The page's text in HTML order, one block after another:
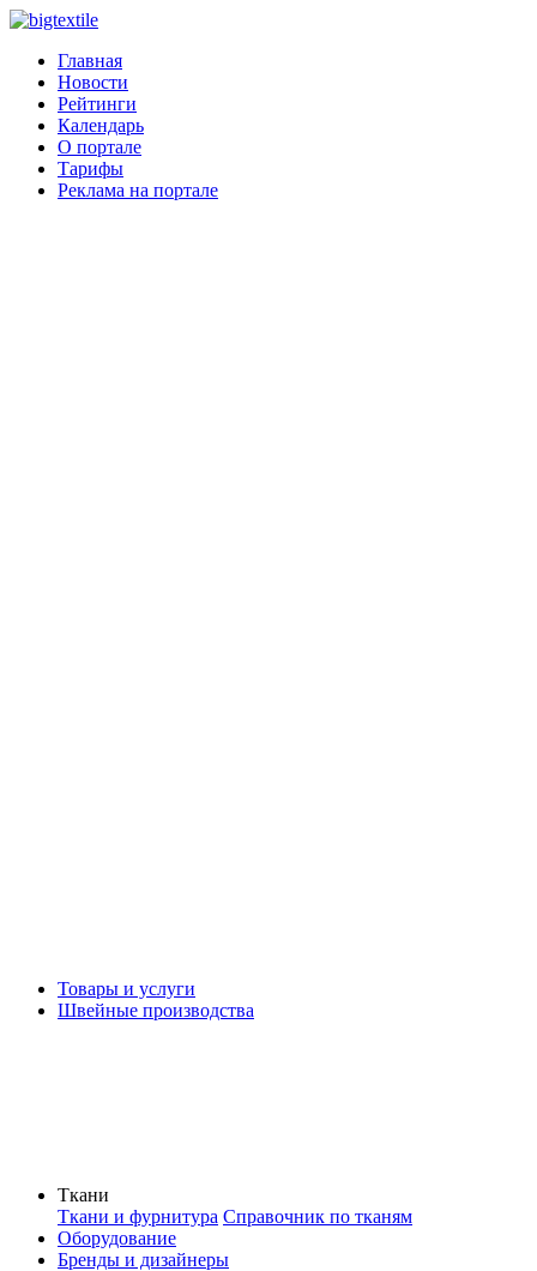
Главная
Новости
Рейтинги
Календарь
О портале
Тарифы
Реклама на портале
Товары и услуги
Швейные производства
Ткани
Ткани и фурнитура Справочник по тканям
Оборудование
Бренды и дизайнеры